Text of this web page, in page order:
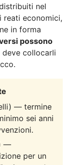
nel
economici,
in forma
possono
deve collocarli
— termine
sei anni
—
per un